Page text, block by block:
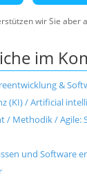
wir Sie aber
im
&
(KI) / Artificial
/ Methodik / Agile:
und Software